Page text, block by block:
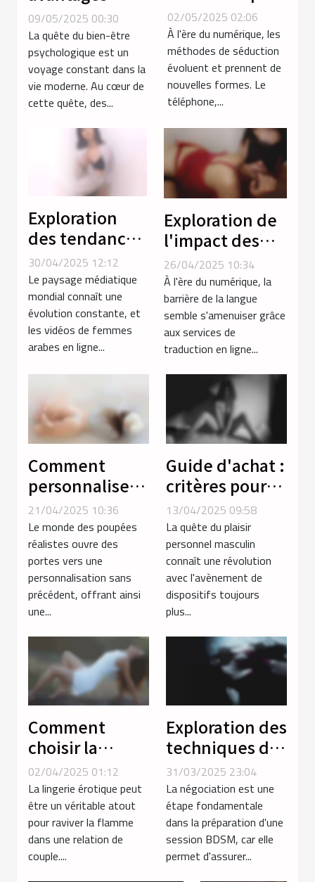
psychologiques
des poupées
réalistes pour
adultes
09/05/2025 00:30
La quête du bien-être
psychologique est un
voyage constant dans la
vie moderne. Au cœur de
cette quête, des...
téléphone
réinvente les
rencontres
intimes
02/05/2025 02:06
À l'ère du numérique, les
méthodes de séduction
évoluent et prennent de
nouvelles formes. Le
téléphone,...
Exploration
des tendances
en vidéos de
femmes arabes
30/04/2025 12:12
Le paysage médiatique
mondial connaît une
évolution constante, et
les vidéos de femmes
arabes en ligne...
Exploration de
l'impact des
services de
traduction en
ligne sur la
communication
globale
26/04/2025 10:34
À l'ère du numérique, la
barrière de la langue
semble s'amenuiser grâce
aux services de
traduction en ligne...
Comment
personnaliser
votre poupée
réaliste pour
une
expérience
unique
21/04/2025 10:36
Le monde des poupées
réalistes ouvre des
portes vers une
personnalisation sans
précédent, offrant ainsi
une...
Guide d'achat :
critères pour
sélectionner le
meilleur
masturbateur
masculin
13/04/2025 09:58
La quête du plaisir
personnel masculin
connaît une révolution
avec l'avènement de
dispositifs toujours
plus...
Comment
choisir la
lingerie
érotique idéale
pour
dynamiser la
relation de
couple
02/04/2025 01:12
La lingerie érotique peut
être un véritable atout
pour raviver la flamme
dans une relation de
couple....
Exploration des
techniques de
négociation
avant une
session BDSM
31/03/2025 23:04
La négociation est une
étape fondamentale
dans la préparation d'une
session BDSM, car elle
permet d'assurer...